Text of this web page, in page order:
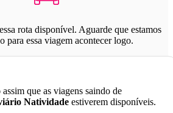
rota disponível. Aguarde que estamos
para essa viagem acontecer logo.
que as viagens saindo de
Natividade estiverem disponíveis.